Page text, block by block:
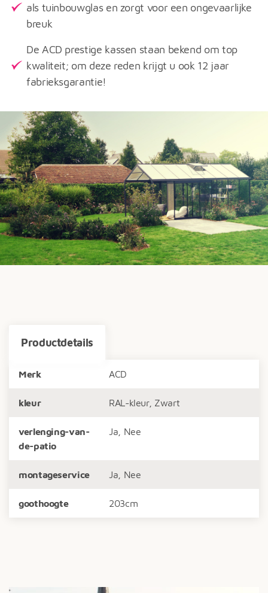
als tuinbouwglas en zorgt voor een ongevaarlijke
breuk
De ACD prestige kassen staan bekend om top
kwaliteit; om deze reden krijgt u ook 12 jaar
fabrieksgarantie!
Productdetails
Merk ACD
kleur RAL-kleur, Zwart
verlenging-van-
de-patio
Ja, Nee
montageservice Ja, Nee
goothoogte 203cm